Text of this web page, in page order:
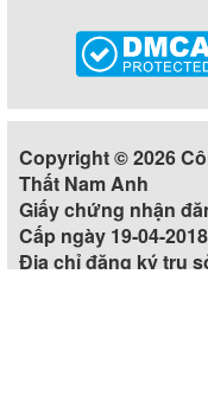
Copyright © 2026 Công Ty Cổ Phần Thương Mại Nội
Thất Nam Anh
Giấy chứng nhận
Cấp ngày 19-04-
Địa chỉ đăng ký trụ